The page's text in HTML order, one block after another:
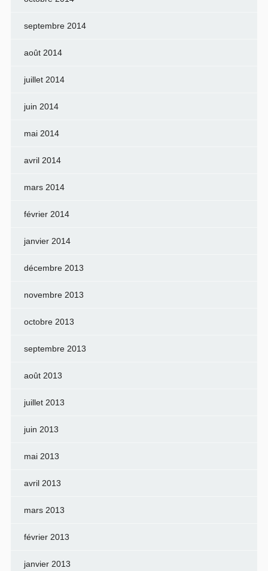
septembre 2014
août 2014
juillet 2014
juin 2014
mai 2014
avril 2014
mars 2014
février 2014
janvier 2014
décembre 2013
novembre 2013
octobre 2013
septembre 2013
août 2013
juillet 2013
juin 2013
mai 2013
avril 2013
mars 2013
février 2013
janvier 2013